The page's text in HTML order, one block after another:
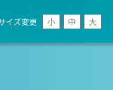
イズ変更 小 中 大